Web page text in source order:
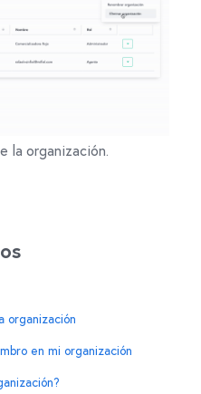
la organización.
organización
en mi organización